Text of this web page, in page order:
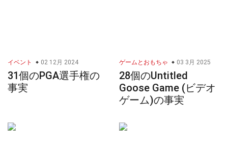
イベント 02 12月 2024
31個のPGA選手権の
事実
ゲームとおもちゃ 03 3月 2025
28個のUntitled
Goose Game (ビデオ
ゲーム)の事実